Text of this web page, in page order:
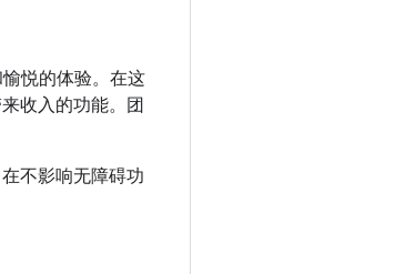
悦的体验。在这
收入的功能。团
不影响无障碍功